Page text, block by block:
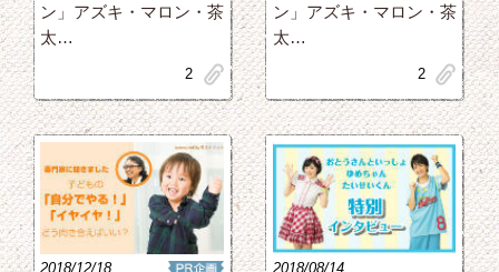
ン」アズキ・マロン・茶
太…
clip
2
ン」アズキ・マロン・茶
太…
clip
2
2018/12/18 2018/08/14